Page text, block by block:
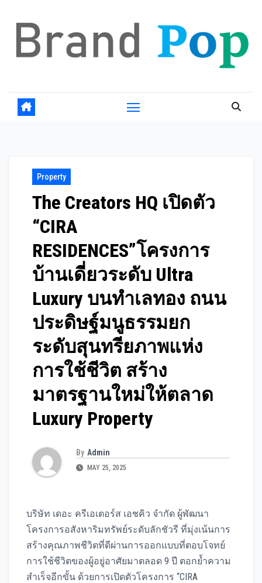
content
Property
The Creators HQ เปิดตัว
“CIRA
RESIDENCES”โครงการ
บ้านเดี่ยวระดับ Ultra
Luxury บนทำเลทอง ถนน
ประดิษฐ์มนูธรรมยก
ระดับสุนทรียภาพแห่ง
การใช้ชีวิต สร้าง
มาตรฐานใหม่ให้ตลาด
Luxury Property
By Admin
MAY 25, 2025
บริษัท เดอะ ครีเอเตอร์ส เอชคิว จำกัด ผู้พัฒนา
โครงการอสังหาริมทรัพย์ระดับลักชัวรี ที่มุ่งเน้นการ
สร้างคุณภาพชีวิตที่ดีผ่านการออกแบบที่ตอบโจทย์
การใช้ชีวิตของผู้อยู่อาศัยมาตลอด 9 ปี ตอกย้ำความ
สำเร็จอีกขั้น ด้วยการเปิดตัวโครงการ “CIRA